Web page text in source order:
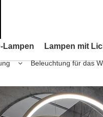
Lampen Lampen mit
Beleuchtung für das